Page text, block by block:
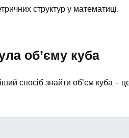
структур у математиці.
об’єму куба
спосіб знайти об’єм куба –